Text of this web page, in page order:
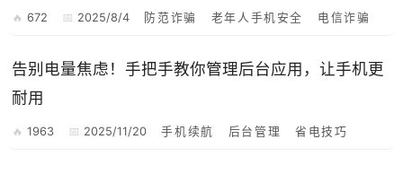
672 2025/8/4 防范诈骗 老年人手机安全 电信诈骗
告别电量焦虑！手把手教你管理后台应用，让手机更
耐用
1963 2025/11/20 手机续航 后台管理 省电技巧